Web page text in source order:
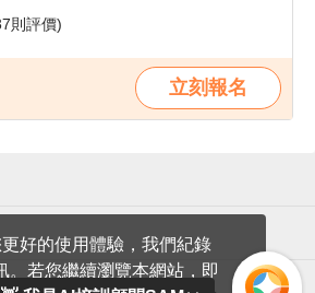
好的使用體驗，我們紀錄
。若您繼續瀏覽本網站，即
則評價)
立刻報名